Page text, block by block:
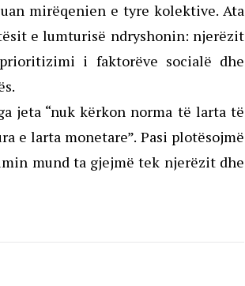
mirëqenien e tyre kolektive. Ata
e lumturisë ndryshonin: njerëzit
i faktorëve socialë dhe
jeta “nuk kërkon norma të larta të
e larta monetare”. Pasi plotësojmë
mund ta gjejmë tek njerëzit dhe